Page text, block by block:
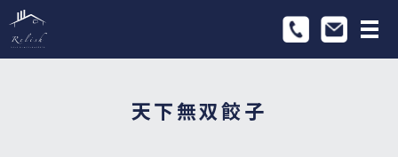
メ
天下無双餃子